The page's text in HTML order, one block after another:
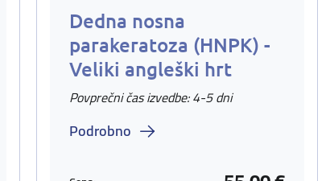
Dedna nosna
parakeratoza (HNPK) -
Veliki angleški hrt
Povprečni čas izvedbe: 4-5 dni
Podrobno